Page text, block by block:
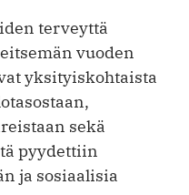
terveyttä
vuoden
yksityiskohtaista
sekä
pyydettiin
ja sosiaalisia